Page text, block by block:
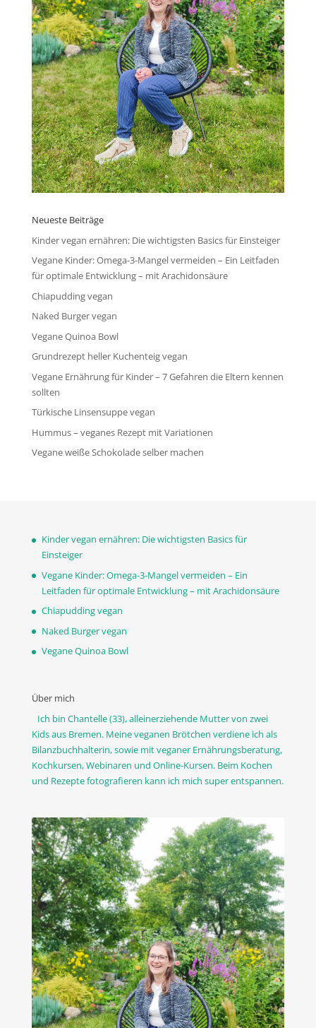
Neueste Beiträge
Kinder vegan ernähren: Die wichtigsten Basics für Einsteiger
Vegane Kinder: Omega-3-Mangel vermeiden – Ein Leitfaden
für optimale Entwicklung – mit Arachidonsäure
Chiapudding vegan
Naked Burger vegan
Vegane Quinoa Bowl
Grundrezept heller Kuchenteig vegan
Vegane Ernährung für Kinder – 7 Gefahren die Eltern kennen
sollten
Türkische Linsensuppe vegan
Hummus – veganes Rezept mit Variationen
Vegane weiße Schokolade selber machen
Kinder vegan ernähren: Die wichtigsten Basics für
Einsteiger
Vegane Kinder: Omega-3-Mangel vermeiden – Ein
Leitfaden für optimale Entwicklung – mit Arachidonsäure
Chiapudding vegan
Naked Burger vegan
Vegane Quinoa Bowl
Über mich
Ich bin Chantelle (33), alleinerziehende Mutter von zwei
Kids aus Bremen. Meine veganen Brötchen verdiene ich als
Bilanzbuchhalterin, sowie mit veganer Ernährungsberatung,
Kochkursen, Webinaren und Online-Kursen. Beim Kochen
und Rezepte fotografieren kann ich mich super entspannen.